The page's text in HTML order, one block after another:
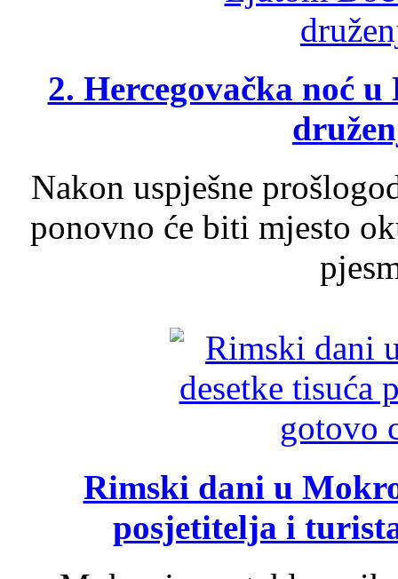
2. Hercegovačka noć
Nakon uspješne
ponovno će biti mjesto
Rimski dani u
posjetitelja i